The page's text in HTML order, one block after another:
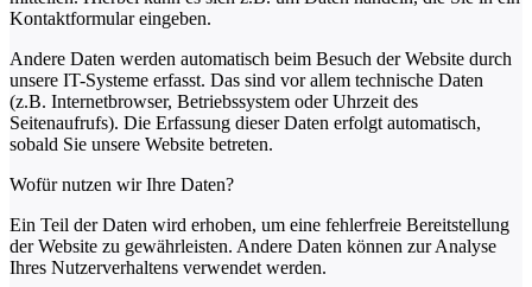
Kontaktformular eingeben.
Andere Daten werden automatisch beim Besuch der Website durch
unsere IT-Systeme erfasst. Das sind vor allem technische Daten
(z.B. Internetbrowser, Betriebssystem oder Uhrzeit des
Seitenaufrufs). Die Erfassung dieser Daten erfolgt automatisch,
sobald Sie unsere Website betreten.
Wofür nutzen wir Ihre Daten?
Ein Teil der Daten wird erhoben, um eine fehlerfreie Bereitstellung
der Website zu gewährleisten. Andere Daten können zur Analyse
Ihres Nutzerverhaltens verwendet werden.